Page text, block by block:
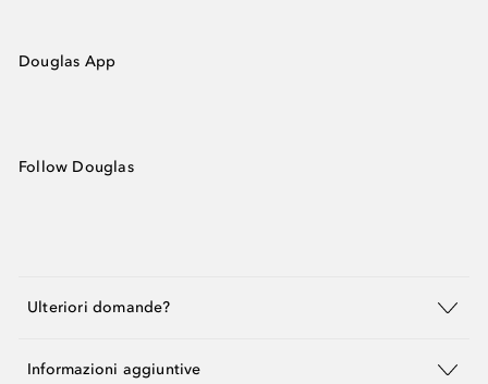
Douglas App
Follow Douglas
Ulteriori domande?
Informazioni aggiuntive